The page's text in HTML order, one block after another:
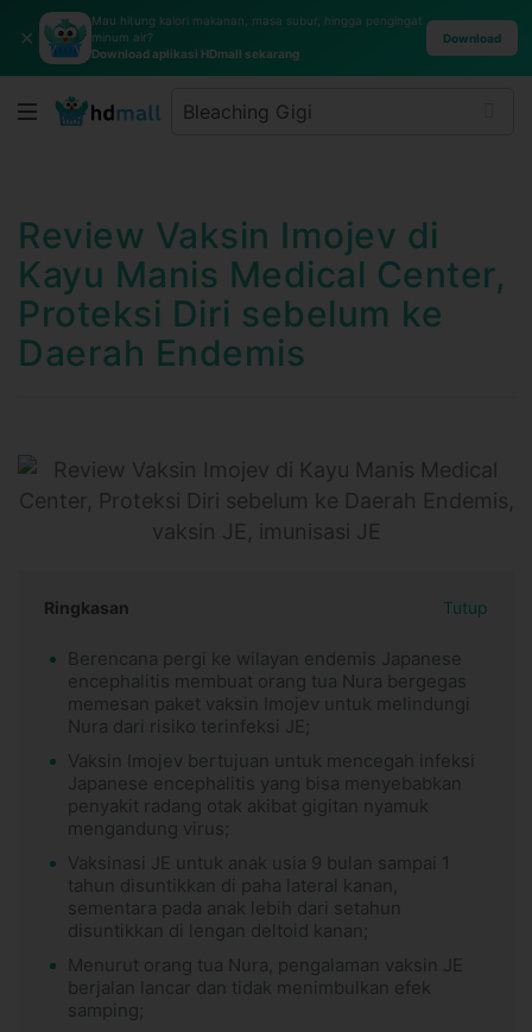
✕
Mau hitung kalori makanan, masa subur, hingga pengingat
minum air?
Download aplikasi HDmall sekarang
Download
Review Vaksin Imojev di
Kayu Manis Medical Center,
Proteksi Diri sebelum ke
Daerah Endemis
Ringkasan Tutup
Berencana pergi ke wilayan endemis Japanese
encephalitis membuat orang tua Nura bergegas
memesan paket vaksin Imojev untuk melindungi
Nura dari risiko terinfeksi JE;
Vaksin Imojev bertujuan untuk mencegah infeksi
Japanese encephalitis yang bisa menyebabkan
penyakit radang otak akibat gigitan nyamuk
mengandung virus;
Vaksinasi JE untuk anak usia 9 bulan sampai 1
tahun disuntikkan di paha lateral kanan,
sementara pada anak lebih dari setahun
disuntikkan di lengan deltoid kanan;
Menurut orang tua Nura, pengalaman vaksin JE
berjalan lancar dan tidak menimbulkan efek
samping;